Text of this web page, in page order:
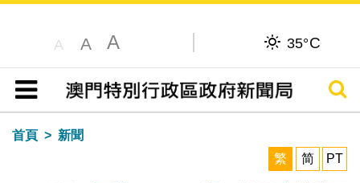
A A A 35°C
目錄
搜尋
首頁
新聞
繁
简 PT